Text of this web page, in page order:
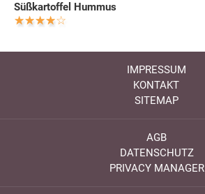
Süßkartoffel Hummus
IMPRESSUM
KONTAKT
SITEMAP
AGB
DATENSCHUTZ
PRIVACY MANAGER